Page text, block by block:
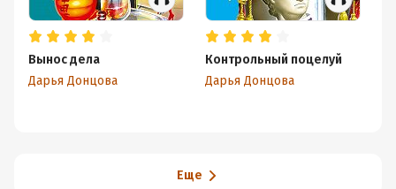
Вынос дела
Дарья Донцова
Контрольный поцелуй
Дарья Донцова
Еще